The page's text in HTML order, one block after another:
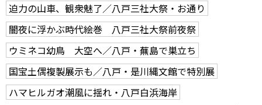
迫力の山車、観衆魅了／八戸三社大祭・お通り
闇夜に浮かぶ時代絵巻 八戸三社大祭前夜祭
ウミネコ幼鳥 大空へ／八戸・蕪島で巣立ち
国宝土偶複製展示も／八戸・是川縄文館で特別展
ハマヒルガオ潮風に揺れ・八戸白浜海岸